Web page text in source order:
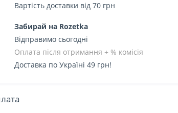
Вартість доставки від 70 грн
Забирай на Rozetka
Відправимо сьогодні
Оплата після отримання + % комісія
Доставка по Україні 49 грн!